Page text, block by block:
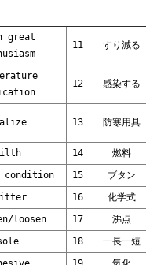
great
11 すり減る
12 感染する
13 防寒用具
14 燃料
condition 15 ブタン
16 化学式
loosen 17 沸点
18 一長一短